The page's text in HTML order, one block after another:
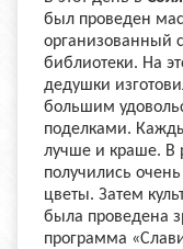
был проведен
организованный
библиотеки. На
дедушки
большим
поделками.
лучше и краше. В
получились
цветы. Затем
была проведена
программа